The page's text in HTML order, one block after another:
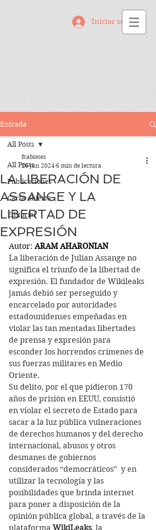
Iniciar sesión
Entrada
All Posts
Publicaciones
Carta abierta
Editorial
All Posts
LA LIBERACIÓN DE
ASSANGE Y LA
LIBERTAD DE
EXPRESIÓN
fcabieses
26 jun 2024 6 min de lectura
Autor: ARAM AHARONIAN
La liberación de Julian Assange no
significa el triunfo de la libertad de
expresión. El fundador de Wikileaks
jamás debió ser perseguido y
encarcelado por autoridades
estadounidenses empeñadas en
violar las tan mentadas libertades
de prensa y expresión para
esconder los horrendos crímenes de
sus fuerzas militares en Medio
Oriente.
Su delito, por el que pidieron 170
años de prisión en EEUU, consistió
en violar el secreto de Estado para
sacar a la luz pública vulneraciones
de derechos humanos y del derecho
internacional, abusos y otros
desmanes de gobiernos
considerados “democráticos”  y en
utilizar la tecnología y las
posibilidades que brinda internet
para poner a disposición de la
opinión pública global, a través de la
plataforma WikiLeaks, la